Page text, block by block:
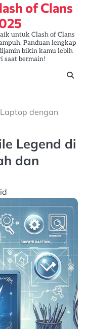
of Clans
untuk Clash of Clans
Panduan lengkap
bikin kamu lebih
saat bermain!
dengan
Legend di
dan